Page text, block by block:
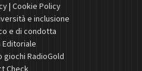
| Cookie Policy
e inclusione
e di condotta
Editoriale
giochi RadioGold